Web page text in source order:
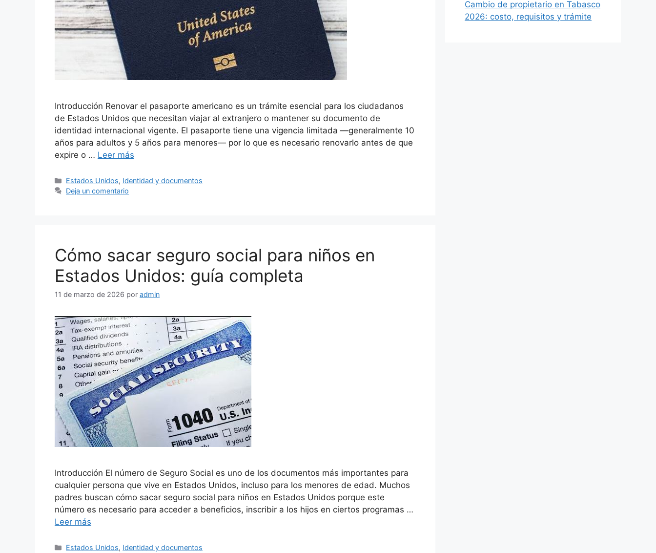
Introducción Renovar el pasaporte americano es un trámite esencial para los ciudadanos
de Estados Unidos que necesitan viajar al extranjero o mantener su documento de
identidad internacional vigente. El pasaporte tiene una vigencia limitada —generalmente 10
años para adultos y 5 años para menores— por lo que es necesario renovarlo antes de que
expire o … Leer más
Categorías
Estados Unidos, Identidad y documentos
Deja un comentario
Cómo sacar seguro social para niños en
Estados Unidos: guía completa
11 de marzo de 2026 por admin
Introducción El número de Seguro Social es uno de los documentos más importantes para
cualquier persona que vive en Estados Unidos, incluso para los menores de edad. Muchos
padres buscan cómo sacar seguro social para niños en Estados Unidos porque este
número es necesario para acceder a beneficios, inscribir a los hijos en ciertos programas …
Leer más
Categorías
Estados Unidos, Identidad y documentos
Cambio de propietario en Tabasco
2026: costo, requisitos y trámite